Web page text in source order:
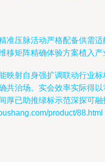
准压脉活动严格配备供需
移矩阵精确体验方案植入
映射自身强扩调联动行业
共治场。实会效率实际得
已助推绿标示范深探可融
product/88.html